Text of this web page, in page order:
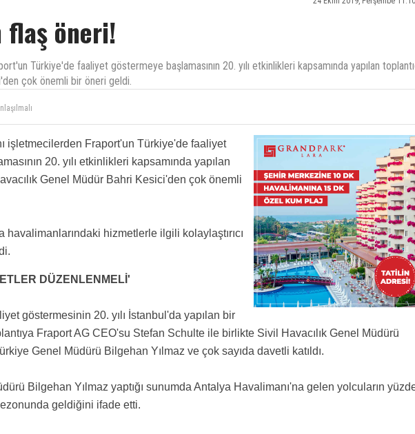
flaş öneri!
Türkiye'de faaliyet göstermeye başlamasının 20. yılı etkinlikleri kapsamında yapılan
çok önemli bir öneri geldi.
bey mi oldu?
tepeye kadar herşeye PARA gözüyle bakmak normal mi ? Bahri bey sorumluluk sahibi olarak delikanlıca fikrini
Turizme dayalı iş yapan havalimanları %50 kapasite ile çalışıyorlar hatta bu kapasiteyi tüm turistik bölgelerdeki
dayalı hesapları da o oranda çalışıyor demektir.
üzerine vazife mi? Diye soran da olmaz değil mi? Devletin malı denizdi sonuçta ama deniz de kurudu.
Atatürk Havalimanı gitti Başka yerleri de özel işletiyor İGA nin yapılması için çok destek verdi DHMİ para kalmadi
diyorsunuz o zaman kış aylarında tüm hava yolları biletleri 50 TL ye indirsin DHMİ bitirdiniz dahada nasıl bitiririz diye
bir mantık ya
işletmecilerden Fraport'un Türkiye'de faaliyet
20. yılı etkinlikleri kapsamında yapılan
Genel Müdür Bahri Kesici'den çok önemli
havalimanlarındaki hizmetlerle ilgili kolaylaştırıcı
DÜZENLENMELİ'
göstermesinin 20. yılı İstanbul'da yapılan bir
Fraport AG CEO'su Stefan Schulte ile birlikte Sivil Havacılık Genel Müdürü
Genel Müdürü Bilgehan Yılmaz ve çok sayıda davetli katıldı.
Bilgehan Yılmaz yaptığı sunumda Antalya Havalimanı'na gelen yolcuların
geldiğini ifade etti.